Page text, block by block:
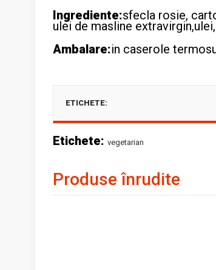
Ingrediente:sfecla rosie,
ulei de masline
Ambalare:in caserole
ETICHETE:
Etichete: vegetarian
Produse înrudite